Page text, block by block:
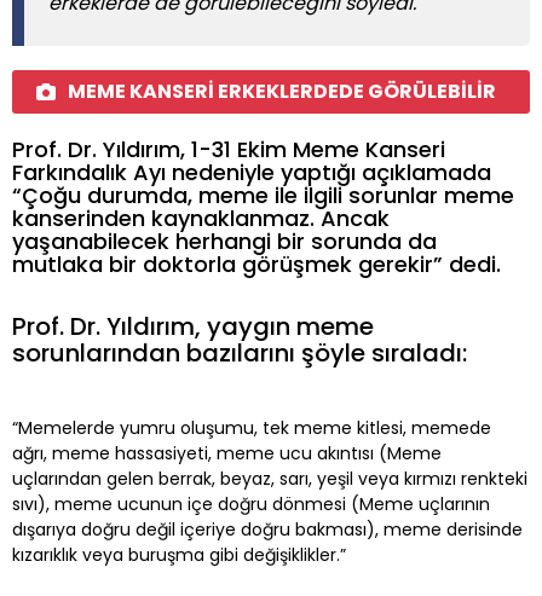
MEME KANSERİ ERKEKLERDEDE GÖRÜLEBİLİR
Prof. Dr. Yıldırım, 1-31 Ekim Meme Kanseri
Farkındalık Ayı nedeniyle yaptığı açıklamada
“Çoğu durumda, meme ile ilgili sorunlar meme
kanserinden kaynaklanmaz. Ancak
yaşanabilecek herhangi bir sorunda da
mutlaka bir doktorla görüşmek gerekir” dedi.
Prof. Dr. Yıldırım, yaygın meme
sorunlarından bazılarını şöyle sıraladı:
“Memelerde yumru oluşumu, tek meme kitlesi, memede
ağrı, meme hassasiyeti, meme ucu akıntısı (Meme
uçlarından gelen berrak, beyaz, sarı, yeşil veya kırmızı renkteki
sıvı), meme ucunun içe doğru dönmesi (Meme uçlarının
dışarıya doğru değil içeriye doğru bakması), meme derisinde
kızarıklık veya buruşma gibi değişiklikler.”